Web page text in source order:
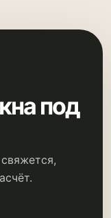
под